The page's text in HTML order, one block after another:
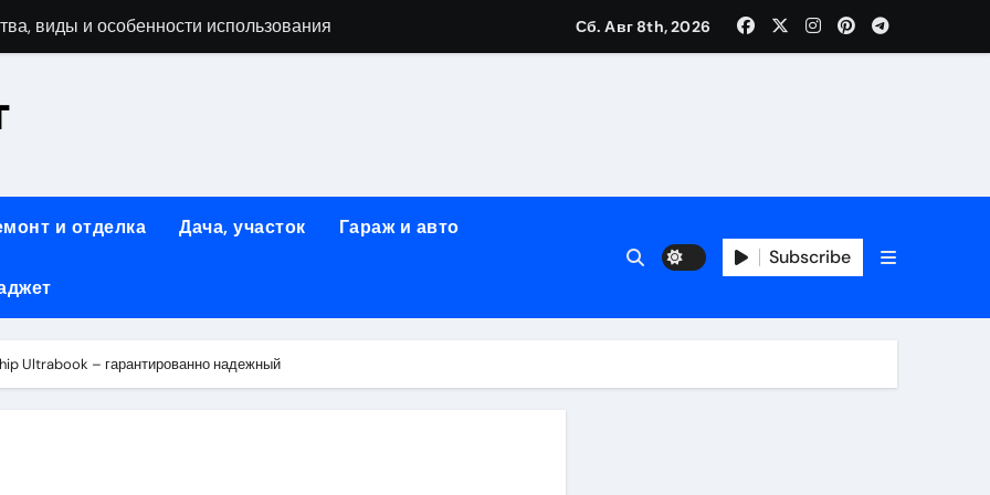
виды и особенности использования
помощник при ремонтных работах
к Успешному Реализации Ваших Идей
и практичность
Дома: Экологичность и Практичность
Сб. Авг 8th, 2026
и отделка Дача, участок Гараж и авто
Subscribe
Ultrabook – гарантированно надежный